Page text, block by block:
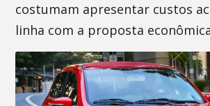
costumam apresentar custos
linha com a proposta